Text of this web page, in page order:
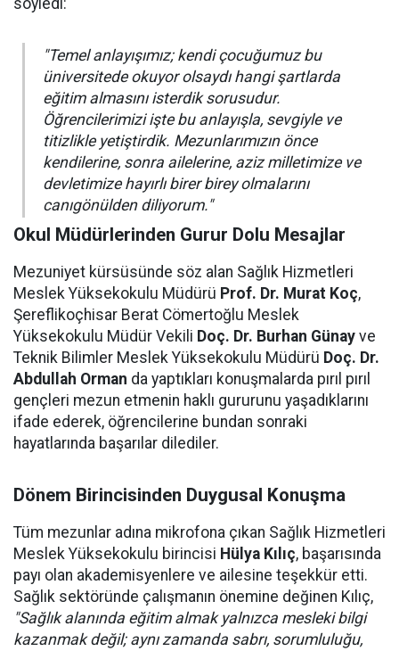
söyledi:
"Temel anlayışımız; kendi çocuğumuz bu
üniversitede okuyor olsaydı hangi şartlarda
eğitim almasını isterdik sorusudur.
Öğrencilerimizi işte bu anlayışla, sevgiyle ve
titizlikle yetiştirdik. Mezunlarımızın önce
kendilerine, sonra ailelerine, aziz milletimize ve
devletimize hayırlı birer birey olmalarını
canıgönülden diliyorum."
Okul Müdürlerinden Gurur Dolu Mesajlar
Mezuniyet kürsüsünde söz alan Sağlık Hizmetleri
Meslek Yüksekokulu Müdürü Prof. Dr. Murat Koç,
Şereflikoçhisar Berat Cömertoğlu Meslek
Yüksekokulu Müdür Vekili Doç. Dr. Burhan Günay ve
Teknik Bilimler Meslek Yüksekokulu Müdürü Doç. Dr.
Abdullah Orman da yaptıkları konuşmalarda pırıl pırıl
gençleri mezun etmenin haklı gururunu yaşadıklarını
ifade ederek, öğrencilerine bundan sonraki
hayatlarında başarılar dilediler.
Dönem Birincisinden Duygusal Konuşma
Tüm mezunlar adına mikrofona çıkan Sağlık Hizmetleri
Meslek Yüksekokulu birincisi Hülya Kılıç, başarısında
payı olan akademisyenlere ve ailesine teşekkür etti.
Sağlık sektöründe çalışmanın önemine değinen Kılıç,
"Sağlık alanında eğitim almak yalnızca mesleki bilgi
kazanmak değil; aynı zamanda sabrı, sorumluluğu,